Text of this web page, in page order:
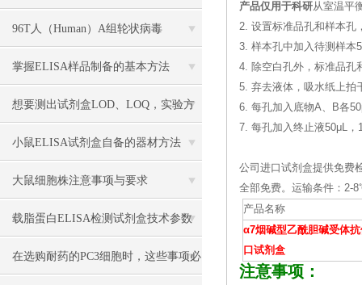
作用
96T人（Human）A组轮状病毒
（Rotavirus）ELISA 检测试剂盒
掌握ELISA样品制备的基本方法
想要测出试剂盒LOD、LOQ，实验方
案该怎么搭建？
小鼠ELISA试剂盒自备的器材方法
大鼠细胞株注意事项与要求
载脂蛋白ELISA检测试剂盒技术参数
在选购耐药的PC3细胞时，这些事项必
产品仅用于科研从室温平
2. 设置标准品孔和样本孔
3. 样本孔中加入待测样本
4. 除空白孔外，标准品孔
5. 弃去液体，吸水纸上拍
6. 每孔加入底物A、B各
7. 每孔加入终止液50μL
公司进口试剂盒提供免费
全部免费。运输条件：2-
产品名称
α7烟碱型乙酰胆碱受体
口试剂盒
注意事项：